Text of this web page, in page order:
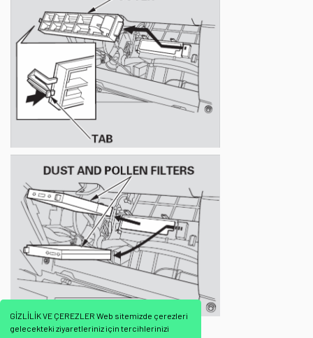
GİZLİLİK VE ÇEREZLER Web sitemizde çerezleri
gelecekteki ziyaretleriniz için tercihlerinizi